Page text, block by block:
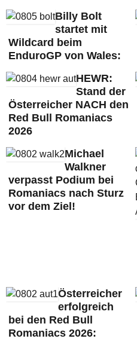
Billy Bolt
startet mit
Wildcard beim
EnduroGP von Wales:
HEWR:
Stand der
Österreicher NACH den
Red Bull Romaniacs
2026
Michael
Walkner
verpasst Podium bei
Romaniacs nach Sturz
vor dem Ziel!
Österreicher
erfolgreich
bei den Red Bull
Romaniacs 2026: